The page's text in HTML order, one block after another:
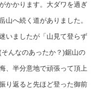
かかります。大ダワを過ぎ
山へ続く道がありました。
いましたが「山見て登らず
んなのあったか？)鋸山の
、半分意地で頑張って頂上
り返ると先ほど登った御前